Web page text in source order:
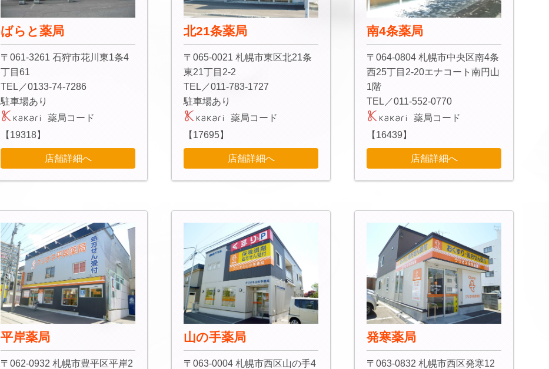
ばらと薬局
〒061-3261 石狩市花川東1条4
丁目61
TEL／0133-74-7286
駐車場あり
薬局コード
【19318】
店舗詳細へ
北21条薬局
〒065-0021 札幌市東区北21条
東21丁目2-2
TEL／011-783-1727
駐車場あり
薬局コード
【17695】
店舗詳細へ
南4条薬局
〒064-0804 札幌市中央区南4条
西25丁目2-20エナコート南円山
1階
TEL／011-552-0770
薬局コード
【16439】
店舗詳細へ
平岸薬局
〒062-0932 札幌市豊平区平岸2
山の手薬局
〒063-0004 札幌市西区山の手4
発寒薬局
〒063-0832 札幌市西区発寒12